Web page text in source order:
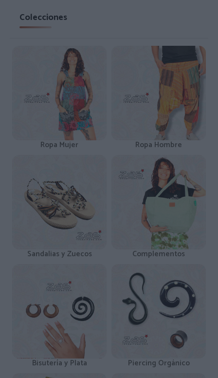
Colecciones
Ropa Mujer Ropa Hombre
Sandalias y Zuecos Complementos
Bisutería y Plata Piercing Orgánico